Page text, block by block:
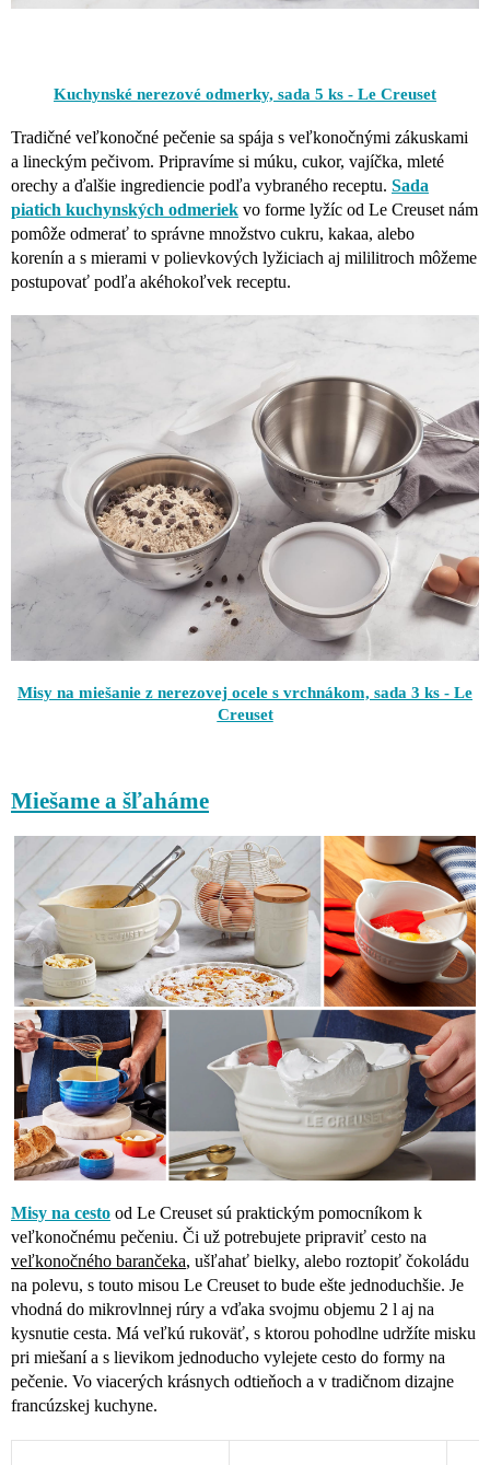
Kuchynské nerezové odmerky, sada 5 ks - Le Creuset
Tradičné veľkonočné pečenie sa spája s veľkonočnými zákuskami
a lineckým pečivom. Pripravíme si múku, cukor, vajíčka, mleté
orechy a ďalšie ingrediencie podľa vybraného receptu. Sada
piatich kuchynských odmeriek vo forme lyžíc od Le Creuset nám
pomôže odmerať to správne množstvo cukru, kakaa, alebo
korenín a s mierami v polievkových lyžiciach aj mililitroch môžeme
postupovať podľa akéhokoľvek receptu.
Misy na miešanie z nerezovej ocele s vrchnákom, sada 3 ks - Le
Creuset
Miešame a šľaháme
Misy na cesto od Le Creuset sú praktickým pomocníkom k
veľkonočnému pečeniu. Či už potrebujete pripraviť cesto na
veľkonočného barančeka, ušľahať bielky, alebo roztopiť čokoládu
na polevu, s touto misou Le Creuset to bude ešte jednoduchšie. Je
vhodná do mikrovlnnej rúry a vďaka svojmu objemu 2 l aj na
kysnutie cesta. Má veľkú rukoväť, s ktorou pohodlne udržíte misku
pri miešaní a s lievikom jednoducho vylejete cesto do formy na
pečenie. Vo viacerých krásnych odtieňoch a v tradičnom dizajne
francúzskej kuchyne.